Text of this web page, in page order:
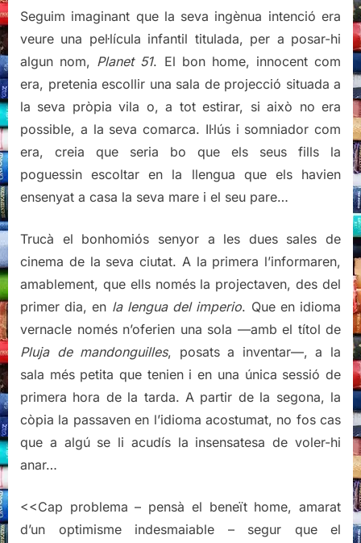
Seguim imaginant que la seva ingènua intenció era
veure una pel·lícula infantil titulada, per a posar-hi
algun nom, Planet 51. El bon home, innocent com
era, pretenia escollir una sala de projecció situada a
la seva pròpia vila o, a tot estirar, si això no era
possible, a la seva comarca. Il·lús i somniador com
era, creia que seria bo que els seus fills la
poguessin escoltar en la llengua que els havien
ensenyat a casa la seva mare i el seu pare…
Trucà el bonhomiós senyor a les dues sales de
cinema de la seva ciutat. A la primera l’informaren,
amablement, que ells només la projectaven, des del
primer dia, en la lengua del imperio. Que en idioma
vernacle només n’oferien una sola —amb el títol de
Pluja de mandonguilles, posats a inventar—, a la
sala més petita que tenien i en una única sessió de
primera hora de la tarda. A partir de la segona, la
còpia la passaven en l’idioma acostumat, no fos cas
que a algú se li acudís la insensatesa de voler-hi
anar…
<<Cap problema – pensà el beneït home, amarat
d’un optimisme indesmaiable – segur que el